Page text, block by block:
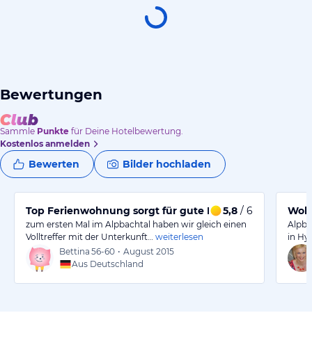
Bewertungen
Sammle Punkte für Deine Hotelbewertung.
Kostenlos anmelden
Bewerten Bilder hochladen
Top Ferienwohnung sorgt für gute Erholung
5,8 / 6
zum ersten Mal im Alpbachtal haben wir gleich einen
Volltreffer mit der Unterkunft…
weiterlesen
Bettina 56-60 • August 2015
Aus Deutschland
in